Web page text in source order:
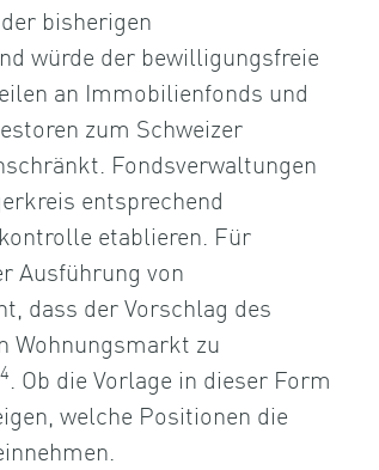
bisherigen
würde der bewilligungsfreie
an Immobilienfonds und
zum Schweizer
Fondsverwaltungen
entsprechend
etablieren. Für
Ausführung von
dass der Vorschlag des
Wohnungsmarkt zu
4 . Ob die Vorlage in dieser Form
welche Positionen die